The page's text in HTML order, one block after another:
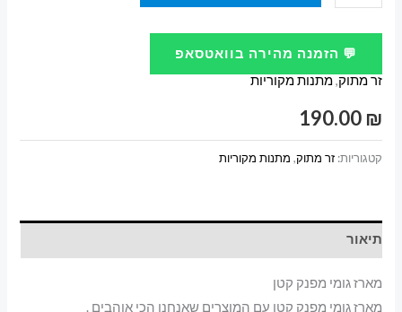
של
מארז
מפנק
💬 הזמנה מהירה בוואטסאפ
זר מתוק,מתנות מקוריות
190.00 ₪
קטגוריות:זר מתוק, מתנות מקוריות
תיאור
מארז גומי מפנק קטן
מארז גומי מפנק קטן עם המוצרים שאנחנו הכי אוהבים .